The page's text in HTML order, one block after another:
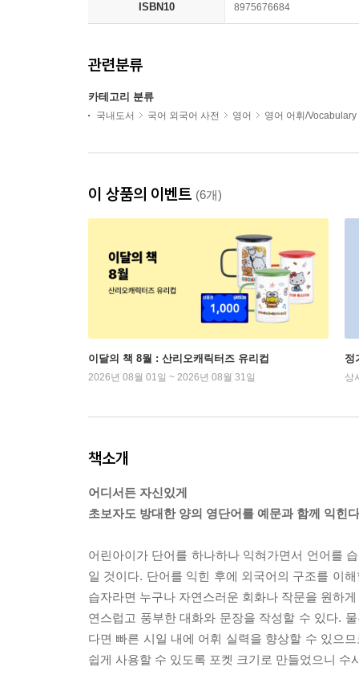
ISBN10 8975676684
관련분류
카테고리 분류
국내도서 국어 외국어 사전 영어 영어 어휘/Vocabulary
이 상품의 이벤트 (6개)
이달의 책 8월 : 산리오캐릭터즈 유리컵
2026년 08월 01일 ~ 2026년 08월 31일
정
상
책소개
어디서든 자신있게
초보자도 방대한 양의 영단어를 예문과 함께 익힌
어린아이가 단어를 하나하나 익혀가면서 언어를
일 것이다. 단어를 익힌 후에 외국어의 구조를 이
습자라면 누구나 자연스러운 회화나 작문을 원하
연스럽고 풍부한 대화와 문장을 작성할 수 있다.
다면 빠른 시일 내에 어휘 실력을 향상할 수 있으
쉽게 사용할 수 있도록 포켓 크기로 만들었으니